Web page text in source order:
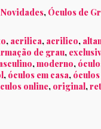
Novidades, Óculos de
, acrilica, acrilico,
de grau,
,moderno,
, óculos em casa, óculos
online, original,